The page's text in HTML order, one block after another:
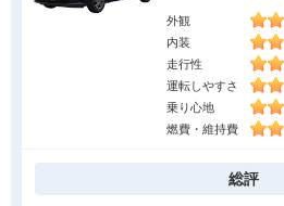
気になった
燃費が良いの裏返しなのか、発進時重
の加速が必要な時に、少しパワーが欲
れというのが正しい表現なのかはわか
揺れや振動を感じます。揺れを除いて
います。個人的には気に入っていて居
外観
内装
走行性
運転しやすさ
乗り心地
燃費・維持費
総評